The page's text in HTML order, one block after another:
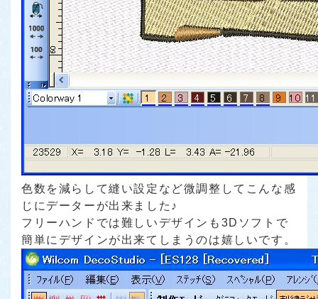
色数を減らして縫い設定など微調整してこんな感
じにデーターが出来ました♪
フリーハンドでは難しいデザインも3Dソフトで
簡単にデザインが出来てしまうのは嬉しいです。